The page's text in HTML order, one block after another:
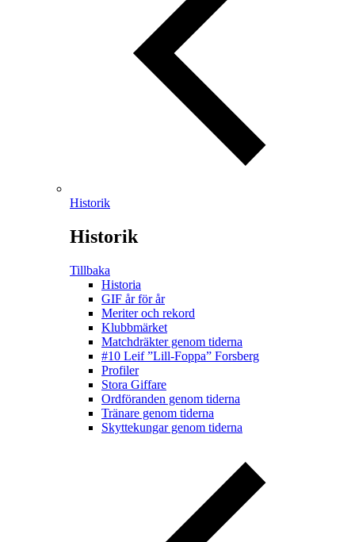
Historik
Historik
Tillbaka
Historia
GIF år för år
Meriter och rekord
Klubbmärket
Matchdräkter genom tiderna
#10 Leif ”Lill-Foppa” Forsberg
Profiler
Stora Giffare
Ordföranden genom tiderna
Tränare genom tiderna
Skyttekungar genom tiderna